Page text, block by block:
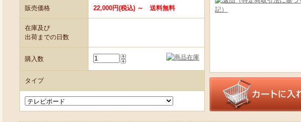
販売価格 22,000円(税込) ～ 送料無料
在庫及び
出荷までの日数
購入数
タイプ